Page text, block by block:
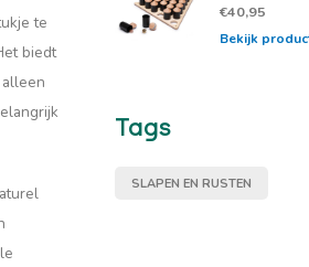
te
biedt
€40,95
Bekijk
Tags
SLAPEN EN RUSTEN